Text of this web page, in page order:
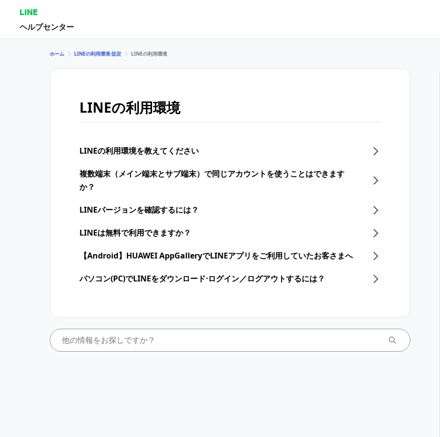
LINE
ヘルプセンター
ホーム LINEの利用環境⋅設定 LINEの利用環境
LINEの利用環境
LINEの利用環境を教えてください
複数端末（メイン端末とサブ端末）で同じアカウントを使うことはできます
か？
LINEバージョンを確認するには？
LINEは無料で利用できますか？
【Android】HUAWEI AppGalleryでLINEアプリをご利用していたお客さまへ
パソコン(PC)でLINEをダウンロード⋅ログイン／ログアウトするには？